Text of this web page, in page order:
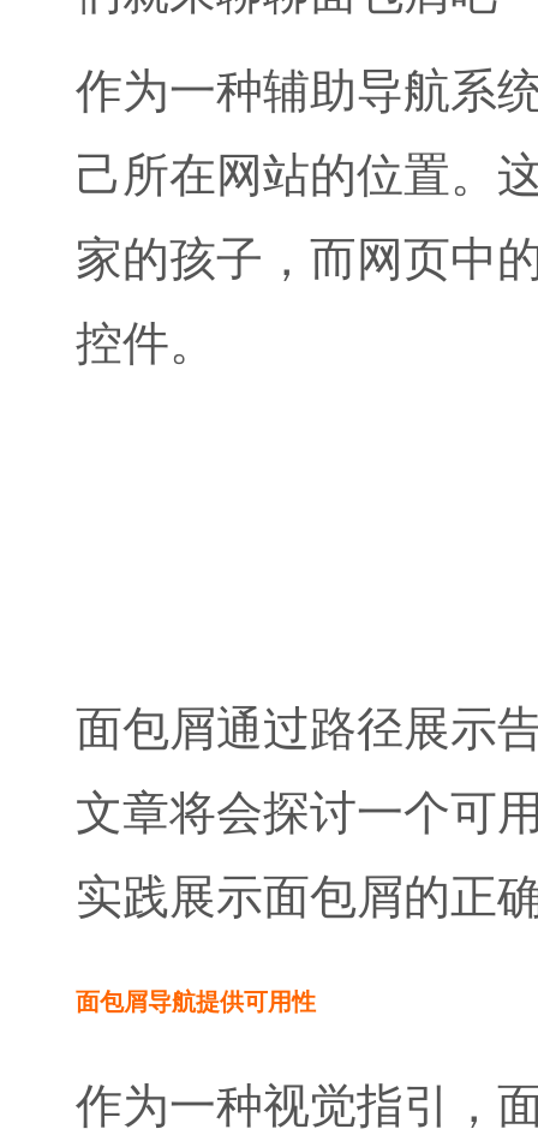
作为一种辅助导航系
己所在网站的位置。
家的孩子，而网页中
控件。
面包屑通过路径展示
文章将会探讨一个可
实践展示面包屑的正
面包屑导航提供可用性
作为一种视觉指引，